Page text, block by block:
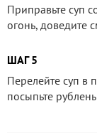
Приправьте суп
огонь, доведите
ШАГ 5
Перелейте суп в
посыпьте